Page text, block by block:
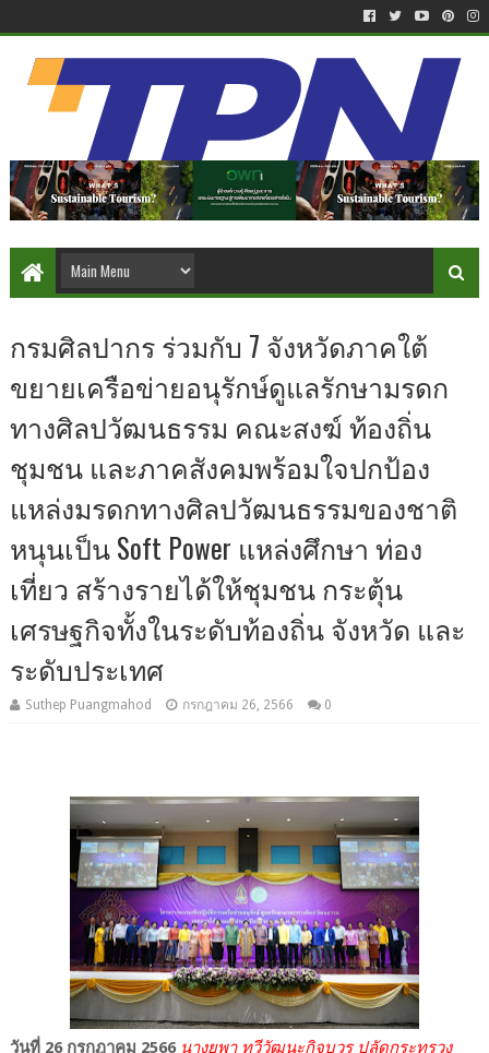
กรมศิลปากร ร่วมกับ 7 จังหวัดภาคใต้
ขยายเครือข่ายอนุรักษ์ดูแลรักษามรดก
ทางศิลปวัฒนธรรม คณะสงฆ์ ท้องถิ่น
ชุมชน และภาคสังคมพร้อมใจปกป้อง
แหล่งมรดกทางศิลปวัฒนธรรมของชาติ
หนุนเป็น Soft Power แหล่งศึกษา ท่อง
เที่ยว สร้างรายได้ให้ชุมชน กระตุ้น
เศรษฐกิจทั้งในระดับท้องถิ่น จังหวัด และ
ระดับประเทศ
Suthep Puangmahod กรกฎาคม 26, 2566 0
วันที่ 26 กรกฎาคม 2566 นางยุพา ทวีวัฒนะกิจบวร ปลัดกระทรวง